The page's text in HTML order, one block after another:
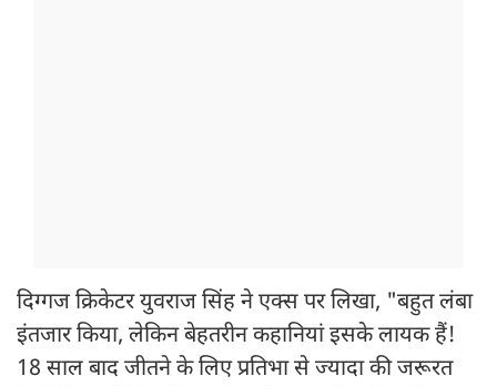
दिग्गज क्रिकेटर युवराज सिंह ने एक्स पर लिखा, "बहुत लंबा
इंतजार किया, लेकिन बेहतरीन कहानियां इसके लायक हैं!
18 साल बाद जीतने के लिए प्रतिभा से ज्यादा की जरूरत